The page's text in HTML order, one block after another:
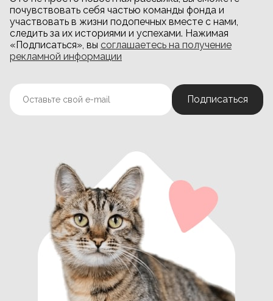
почувствовать себя частью команды фонда и
участвовать в жизни подопечных вместе с нами,
следить за их историями и успехами. Нажимая
«Подписаться», вы соглашаетесь на получение
рекламной информации